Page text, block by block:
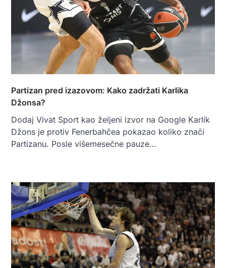
Partizan pred izazovom: Kako zadržati Karlika
Džonsa?
Dodaj Vivat Sport kao željeni izvor na Google Karlik
Džons je protiv Fenerbahčea pokazao koliko znači
Partizanu. Posle višemesečne pauze…